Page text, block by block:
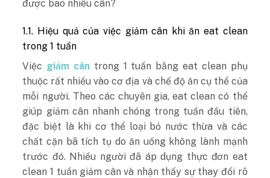
được bao nhiêu cân?
1.1. Hiệu quả của việc giảm cân khi ăn eat clean
trong 1 tuần
Việc giảm cân trong 1 tuần bằng eat clean phụ
thuộc rất nhiều vào cơ địa và chế độ ăn cụ thể của
mỗi người. Theo các chuyên gia, eat clean có thể
giúp giảm cân nhanh chóng trong tuần đầu tiên,
đặc biệt là khi cơ thể loại bỏ nước thừa và các
chất cặn bã tích tụ do ăn uống không lành mạnh
trước đó. Nhiều người đã áp dụng thực đơn eat
clean 1 tuần giảm cân và nhận thấy sự thay đổi rõ